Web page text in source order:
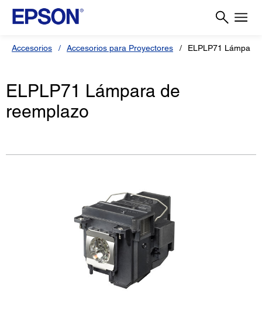
Accesorios Accesorios para Proyectores ELPLP71 Lámpara
ELPLP71 Lámpara de
reemplazo